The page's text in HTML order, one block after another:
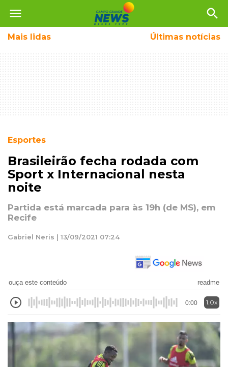
menu search
Mais lidas Últimas notícias
Esportes
Brasileirão fecha rodada com
Sport x Internacional nesta
noite
Partida está marcada para às 19h (de MS), em
Recife
Gabriel Neris | 13/09/2021 07:24
ouça este conteúdo readme
0:00 1.0x